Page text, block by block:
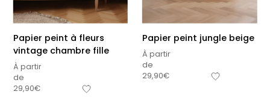
Papier peint à fleurs
vintage chambre fille
À partir
de
29,90€
Papier peint jungle beige
À partir
de
29,90€